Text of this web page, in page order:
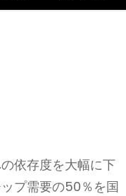
依存度を大幅に下
プ需要の50％を国